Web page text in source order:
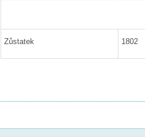
Zůstatek 1802